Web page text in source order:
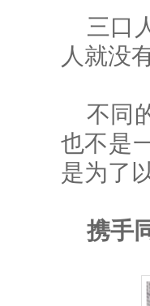
三口
人就没
不同
也不是
是为了
携手